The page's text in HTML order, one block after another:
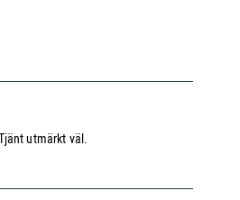
utmärkt väl.